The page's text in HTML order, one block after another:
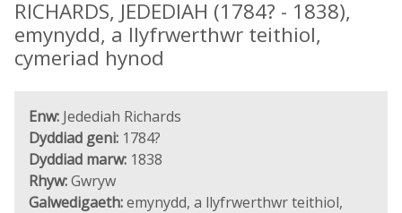
RICHARDS, JEDEDIAH (1784? - 1838),
emynydd, a llyfrwerthwr teithiol,
cymeriad hynod
Enw: Jedediah Richards
Dyddiad geni: 1784?
Dyddiad marw: 1838
Rhyw:Gwryw
Galwedigaeth:emynydd, a llyfrwerthwr teithiol,